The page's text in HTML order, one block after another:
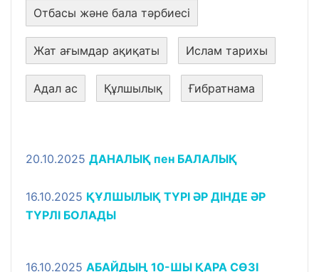
Отбасы және бала тәрбиесі
Жат ағымдар ақиқаты Ислам тарихы
Адал ас Құлшылық Ғибратнама
20.10.2025 ДАНАЛЫҚ пен БАЛАЛЫҚ
16.10.2025 ҚҰЛШЫЛЫҚ ТҮРІ ӘР ДІНДЕ ӘР
ТҮРЛІ БОЛАДЫ
16.10.2025 АБАЙДЫҢ 10-ШЫ ҚАРА СӨЗІ